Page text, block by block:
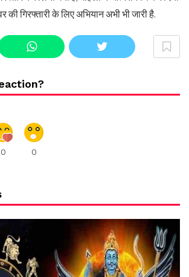
गिरफ्तारी के लिए अभियान अभी भी जारी है.
0 0